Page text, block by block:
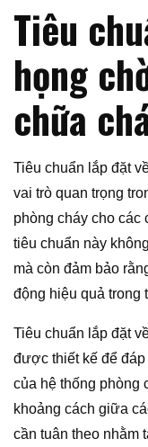
Tiêu
họng
chữa
Tiêu chuẩn lắp đặt
vai trò quan trọng
phòng cháy cho các
tiêu chuẩn này
mà còn đảm bảo
động hiệu quả trong
Tiêu chuẩn lắp đặt
được thiết kế để
của hệ thống phòng
khoảng cách giữa
cần tuân theo nhằm